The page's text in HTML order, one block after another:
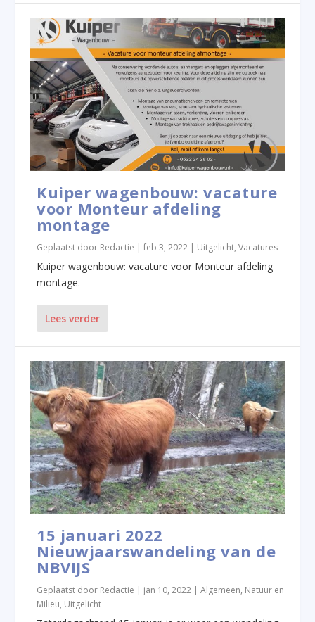
Kuiper wagenbouw: vacature
voor Monteur afdeling
montage
Geplaatst door Redactie |feb 3, 2022 | Uitgelicht,Vacatures
Kuiper wagenbouw: vacature voor Monteur afdeling
montage.
Lees verder
15 januari 2022
Nieuwjaarswandeling van de
NBVIJS
Geplaatst door Redactie | jan 10, 2022 |Algemeen, Natuur en
Milieu, Uitgelicht